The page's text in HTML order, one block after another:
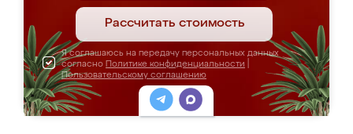
Рассчитать стоимость
Я соглашаюсь на передачу персональных данных
согласно Политике конфиденциальности
Пользовательскому соглашению